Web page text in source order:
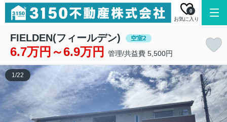
お気に入り
0
FIELDEN(フィールデン) 空室2
6.7万円～6.9万円 管理/共益費 5,500円
1/22